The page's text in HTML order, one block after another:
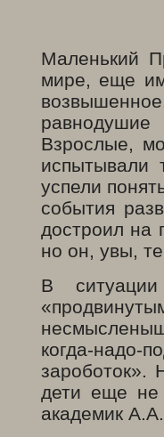
Маленький
мире, еще
Взрослые,
испытывали
успели
события
достроил на
но он, увы,
В
когда-надо-
зароботок».
дети еще не
академик